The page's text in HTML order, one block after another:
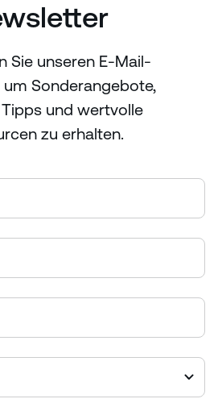
Sie unseren E-Mail-
um Sonderangebote,
und wertvolle
zu erhalten.